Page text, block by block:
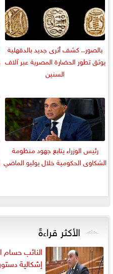
بالصور.. كشف أثرى جديد بالدقهلية
يوثق تطور الحضارة المصرية عبر آلاف
السنين
رئيس الوزراء يتابع جهود منظومة
الشكاوى الحكومية خلال يوليو الماضي
الأكثر قراءةً
النائب حسام
إشكالية